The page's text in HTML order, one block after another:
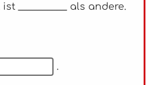
__________ als andere.
.